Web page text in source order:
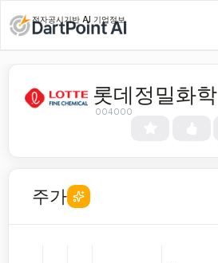
전자공시기반 AI 기업정보
롯데정밀화학
004000
주가